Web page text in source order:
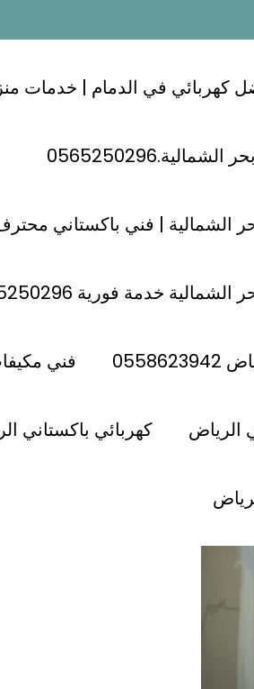
كهربائي في الدمام | خدمات منزلية
| فني باكستاني محترف 24
خدمة فورية 0565250296
فني
الرياض كهربائي باكستاني